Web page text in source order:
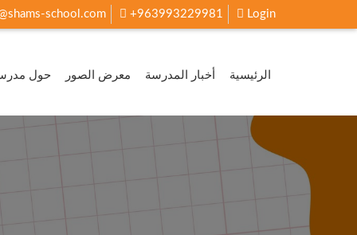
school.com +963993229981 Login
حول معرض الصور أخبار المدرسة الرئيسية